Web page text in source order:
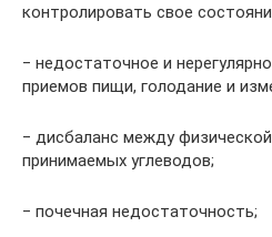
контролировать свое
‒ недостаточное и
приемов пищи, голодание и
‒ дисбаланс между
принимаемых углеводов;
‒ почечная недостаточность;